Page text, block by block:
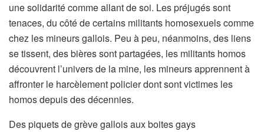
unesolidarité comme allant de soi. Les préjugés sont
tenaces, du côté de certains militants homosexuels comme
chez les mineurs gallois. Peu à peu, néanmoins, des liens
se tissent, des bières sont partagées, les militants homos
découvrent l’univers de la mine, les mineurs apprennent à
affronter le harcèlement policier dont sont victimes les
homos depuis des décennies.
Des piquets de grève gallois aux boites gays